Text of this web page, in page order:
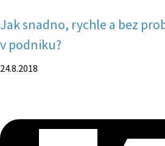
Jak snadno, rychle a bez
v podniku?
24.8.2018